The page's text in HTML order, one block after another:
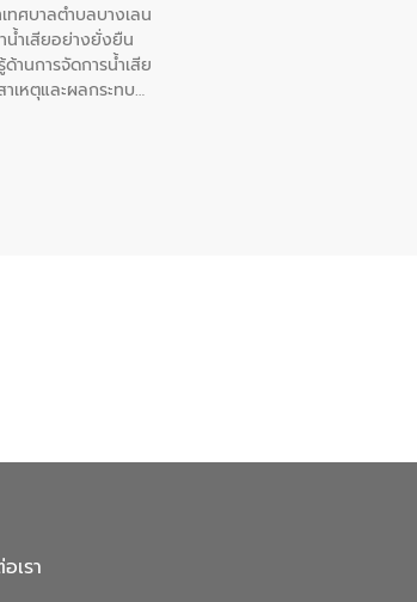
ศบาลตำบลบางเลน
น้ำเสียอย่างยั่งยืน
านการจัดการน้ำเสีย
เหตุและผลกระทบ
จังหวัดนครปฐม
เรา